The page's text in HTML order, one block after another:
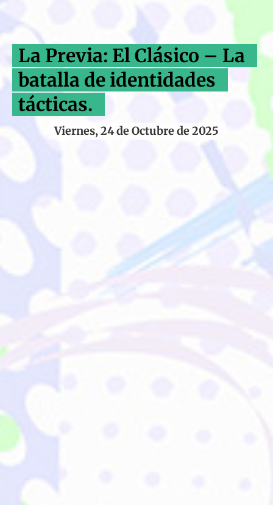
La Previa: El Clásico – La
batalla de identidades
tácticas.
Viernes, 24 de Octubre de 2025